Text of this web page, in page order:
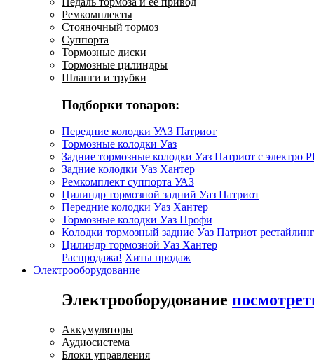
Ремкомплекты
Стояночный тормоз
Суппорта
Тормозные диски
Тормозные цилиндры
Шланги и трубки
Подборки товаров:
Передние колодки УАЗ Патриот
Тормозные колодки Уаз
Задние тормозные колодки Уаз Патриот с электро
Задние колодки Уаз Хантер
Ремкомплект суппорта УАЗ
Цилиндр тормозной задний Уаз Патриот
Передние колодки Уаз Хантер
Тормозные колодки Уаз Профи
Колодки тормозный задние Уаз Патриот
Цилиндр тормозной Уаз Хантер
Распродажа! Хиты продаж
Электрооборудование
Электрооборудование
Аккумуляторы
Аудиосистема
Блоки управления